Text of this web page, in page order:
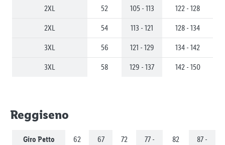
2XL 52 105 - 113 122 - 128
2XL 54 113 - 121 128 - 134
3XL 56 121 - 129 134 - 142
3XL 58 129 - 137 142 - 150
Reggiseno
Giro Petto
62
67
72
77 -
82
87 -